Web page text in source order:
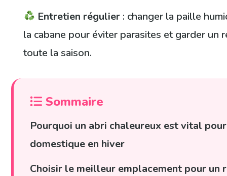
Entretien régulier : changer la paille
la cabane pour éviter parasites et garder un
toute la saison.
Sommaire
Pourquoi un abri chaleureux est vital
domestique en hiver
Choisir le meilleur emplacement pour un